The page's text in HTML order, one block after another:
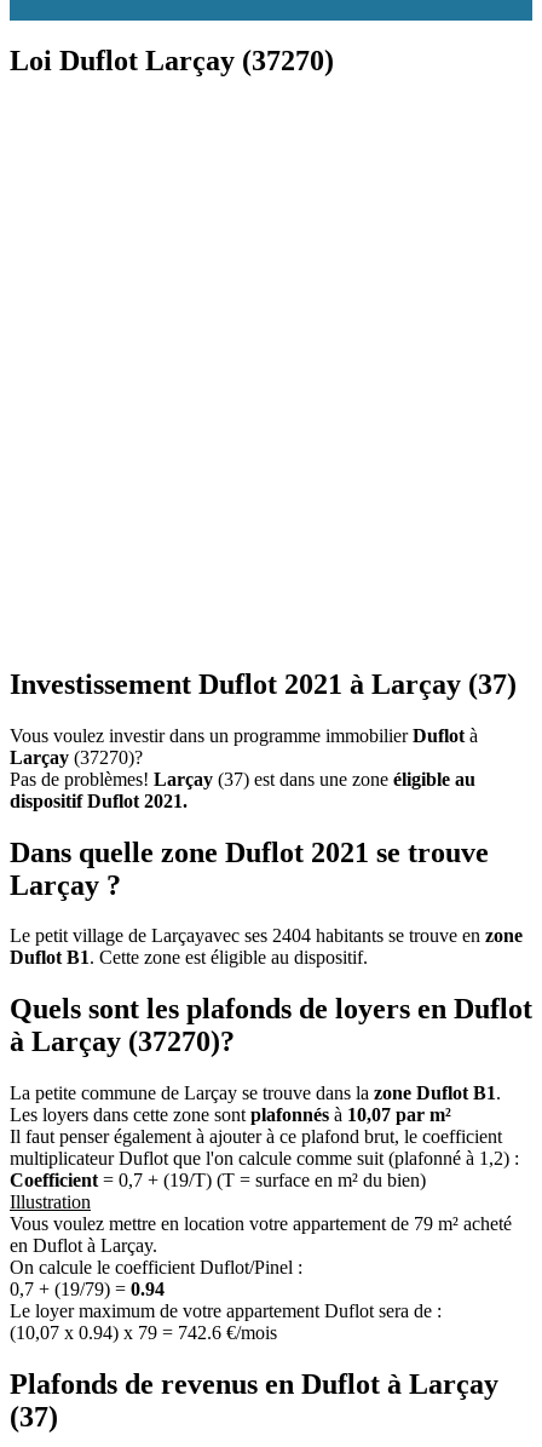
Loi Duflot Larçay (37270)
Investissement Duflot 2021 à Larçay (37)
Vous voulez investir dans un programme immobilierDuflot à
Larçay (37270)?
Pas de problèmes! Larçay (37) est dans une zone éligible au
dispositif Duflot 2021.
Dans quelle zone Duflot 2021 se trouve
Larçay ?
Le petit village de Larçayavec ses 2404 habitants se trouve en zone
Duflot B1. Cette zone est éligible au dispositif.
Quels sont les plafonds de loyers en Duflot
à Larçay (37270)?
La petite commune de Larçay se trouve dans la zone Duflot B1.
Les loyers dans cette zone sont plafonnés à 10,07 par m²
Il faut penser également à ajouter à ce plafond brut, le coefficient
multiplicateur Duflot que l'on calcule comme suit (plafonné à 1,2) :
Coefficient = 0,7 + (19/T) (T = surface en m² du bien)
Illustration
Vous voulez mettre en location votre appartement de 79 m² acheté
en Duflot à Larçay.
On calcule le coefficient Duflot/Pinel :
0,7 + (19/79) = 0.94
Le loyer maximum de votre appartement Duflot sera de :
(10,07 x 0.94) x 79 = 742.6 €/mois
Plafonds de revenus en Duflot à Larçay
(37)